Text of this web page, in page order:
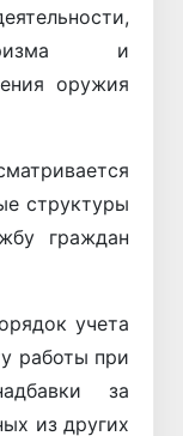
и
оружия
структуры
граждан
учета
работы при
за
из других